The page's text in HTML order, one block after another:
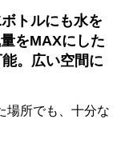
トルにも水を
をMAXにした
。広い空間に
場所でも、十分な